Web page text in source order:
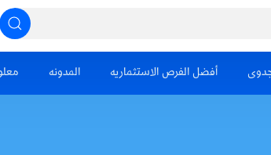
المدونه أفضل الفرص الاستثماريه